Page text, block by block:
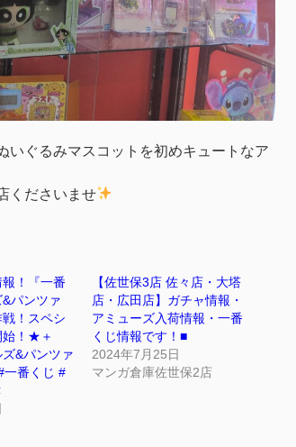
いぐるみマスコットを初めキュートなア
くださいませ
！『一番
パンツァ
！スペシ
始！★＋
&パンツァ
一番くじ #
【佐世保3店 佐々店・大塔
店・広田店】ガチャ情報・
アミューズ入荷情報・一番
くじ情報です！■
2024年7月25日
マンガ倉庫佐世保2店